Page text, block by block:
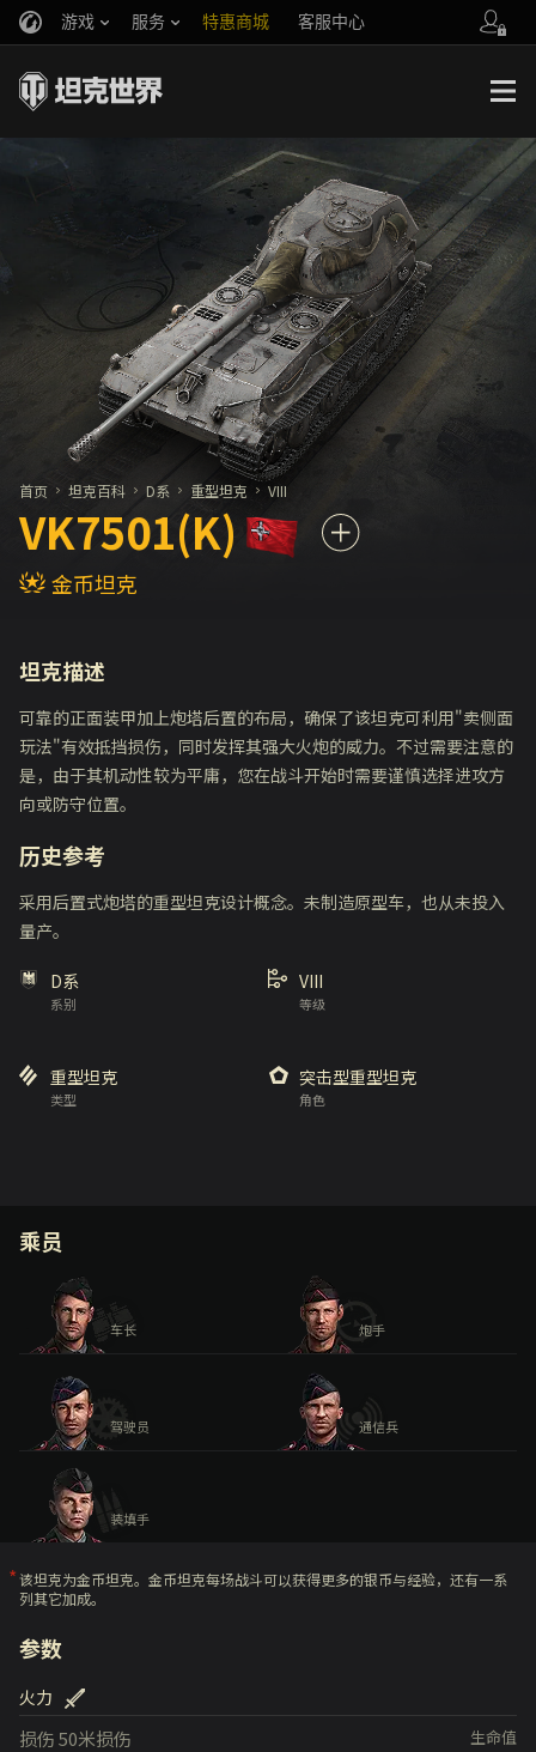
游戏 服务 特惠商城 客服中心
你好，吾久
万圣节
《以战止战》
官方自媒体
首页 坦克百科 D系 重型坦克 VIII
VK7501(K)
金币坦克
坦克描述
可靠的正面装甲加上炮塔后置的布局，确保了该坦克可利用"卖侧面
玩法"有效抵挡损伤，同时发挥其强大火炮的威力。不过需要注意的
是，由于其机动性较为平庸，您在战斗开始时需要谨慎选择进攻方
向或防守位置。
历史参考
采用后置式炮塔的重型坦克设计概念。未制造原型车，也从未投入
量产。
系别
D系
等级
VIII
类型
重型坦克
角色
突击型重型坦克
乘员
车长 炮手
驾驶员 通信兵
装填手
该坦克为金币坦克。金币坦克每场战斗可以获得更多的银币与经验，还有一系
列其它加成。
参数
火力
生命值
损伤50米损伤